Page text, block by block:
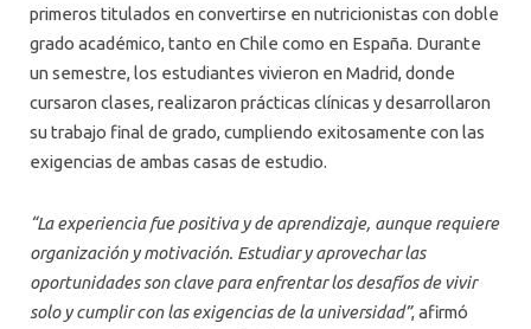
primeros titulados en convertirse en nutricionistas con doble
grado académico, tanto en Chile como en España. Durante
un semestre, los estudiantes vivieron en Madrid, donde
cursaron clases, realizaron prácticas clínicas y desarrollaron
su trabajo final de grado, cumpliendo exitosamente con las
exigencias de ambas casas de estudio.
“La experiencia fue positiva y de aprendizaje, aunque requiere
organización y motivación. Estudiar y aprovechar las
oportunidades son clave para enfrentar los desafíos de vivir
solo y cumplir con las exigencias de la universidad”, afirmó